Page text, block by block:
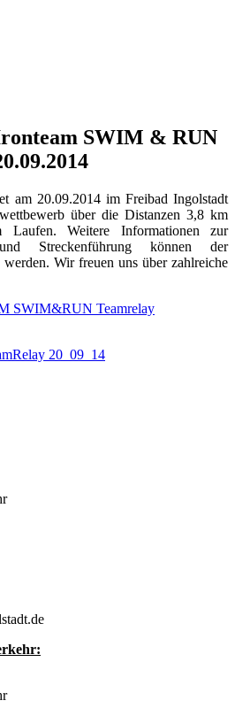
SWIM & RUN
am 20.09.2014 im Freibad Ingolstadt
über die Distanzen 3,8 km
Weitere Informationen zur
Streckenführung können der
Wir freuen uns über zahlreiche
SWIM&RUN Teamrelay
20_09_14